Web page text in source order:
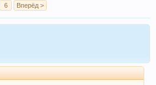
6 Вперёд >